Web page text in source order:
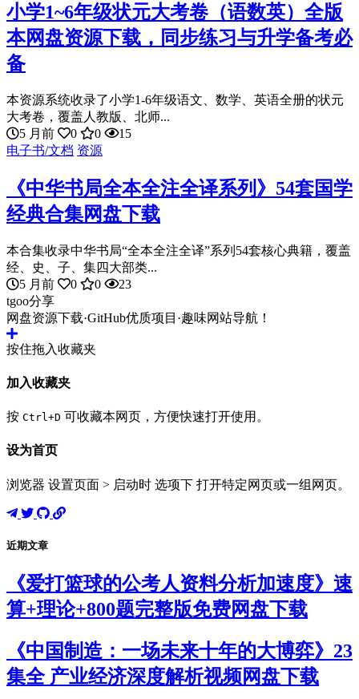
小学1~6年级状元大考卷（语数英）全版
本网盘资源下载，同步练习与升学备考必
备
本资源系统收录了小学1-6年级语文、数学、英语全册的状元
大考卷，覆盖人教版、北师...
5 月前
0 0
15
电子书/文档 资源
《中华书局全本全注全译系列》54套国学
经典合集网盘下载
本合集收录中华书局“全本全注全译”系列54套核心典籍，覆盖
经、史、子、集四大部类...
5 月前
0 0
23
tgoo分享
网盘资源下载·GitHub优质项目·趣味网站导航！
按住拖入收藏夹
加入收藏夹
按 Ctrl+D 可收藏本网页，方便快速打开使用。
设为首页
浏览器 设置页面 > 启动时 选项下 打开特定网页或一组网页。
近期文章
《爱打篮球的公考人资料分析加速度》速
算+理论+800题完整版免费网盘下载
《中国制造：一场未来十年的大博弈》23
集全 产业经济深度解析视频网盘下载